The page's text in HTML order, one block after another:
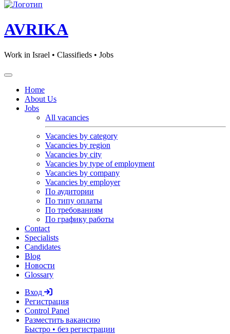
AVRIKA
Work in Israel • Classifieds • Jobs
Home
About Us
Jobs
All vacancies
Vacancies by category
Vacancies by region
Vacancies by city
Vacancies by type of employment
Vacancies by company
Vacancies by employer
По аудитории
По типу оплаты
По требованиям
По графику работы
Contact
Specialists
Candidates
Blog
Новости
Glossary
Вход
Регистрация
Control Panel
Разместить вакансию
Быстро • без регистрации